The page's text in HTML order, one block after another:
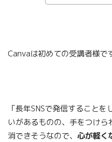
Canvaは初めての受講者様で
「長年SNSで発信すること
いがあるものの、手をつけ
消できそうなので、 心が軽く